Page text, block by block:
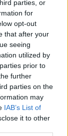
parties, or
for
opt-out
that after your
seeing
utilized by
prior to
further
parties on the
may
IAB’s List of
it to other